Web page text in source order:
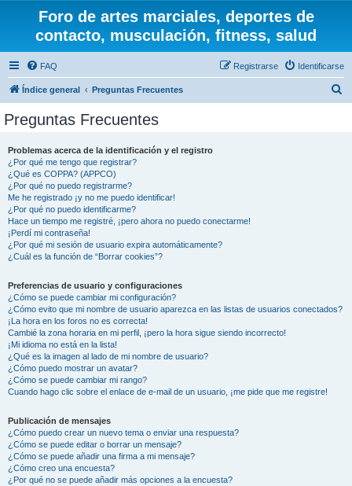
Foro de artes marciales, deportes de
contacto, musculación, fitness, salud
FAQ Identificarse
Registrarse
Índice general Preguntas Frecuentes
Preguntas Frecuentes
Problemas acerca de la identificación y el registro
¿Por qué me tengo que registrar?
¿Qué es COPPA? (APPCO)
¿Por qué no puedo registrarme?
Me he registrado ¡y no me puedo identificar!
¿Por qué no puedo identificarme?
Hace un tiempo me registré, ¡pero ahora no puedo conectarme!
¡Perdí mi contraseña!
¿Por qué mi sesión de usuario expira automáticamente?
¿Cuál es la función de “Borrar cookies”?
Preferencias de usuario y configuraciones
¿Cómo se puede cambiar mi configuración?
¿Cómo evito que mi nombre de usuario aparezca en las listas de usuarios conectados?
¡La hora en los foros no es correcta!
Cambié la zona horaria en mi perfil, ¡pero la hora sigue siendo incorrecto!
¡Mi idioma no está en la lista!
¿Qué es la imagen al lado de mi nombre de usuario?
¿Cómo puedo mostrar un avatar?
¿Cómo se puede cambiar mi rango?
Cuando hago clic sobre el enlace de e-mail de un usuario, ¡me pide que me registre!
Publicación de mensajes
¿Cómo puedo crear un nuevo tema o enviar una respuesta?
¿Cómo se puede editar o borrar un mensaje?
¿Cómo se puede añadir una firma a mi mensaje?
¿Cómo creo una encuesta?
¿Por qué no se puede añadir más opciones a la encuesta?